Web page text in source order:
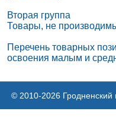
Вторая группа
Товары, не
Перечень товарных
освоения малым и
© 2010-2026 Гродненский